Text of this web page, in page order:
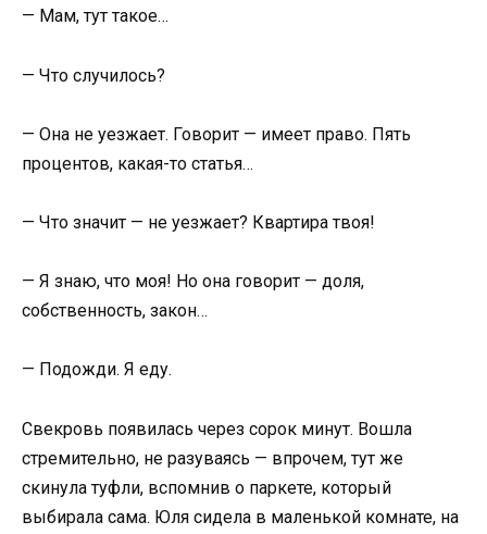
— Мам, тут такое…
— Что случилось?
— Она не уезжает. Говорит — имеет право. Пять
процентов, какая-то статья…
— Что значит — не уезжает? Квартира твоя!
— Я знаю, что моя! Но она говорит — доля,
собственность, закон…
— Подожди. Я еду.
Свекровь появилась через сорок минут. Вошла
стремительно, не разуваясь — впрочем, тут же
скинула туфли, вспомнив о паркете, который
выбирала сама. Юля сидела в маленькой комнате, на